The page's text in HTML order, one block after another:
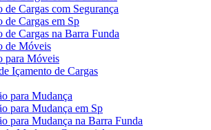
de Cargas com Segurança
de Cargas em Sp
de Cargas na Barra Funda
de Móveis
para Móveis
Içamento de Cargas
para Mudança
para Mudança em Sp
para Mudança na Barra Funda